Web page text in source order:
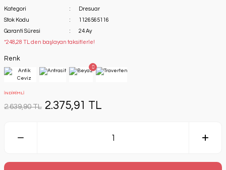
Kategori
Dresuar
Stok Kodu
1126565116
Garanti Süresi
24 Ay
*248,28 TL den başlayan taksitlerle!
Renk
İNDİRİMLİ
2.639,90 TL 2.375,91 TL